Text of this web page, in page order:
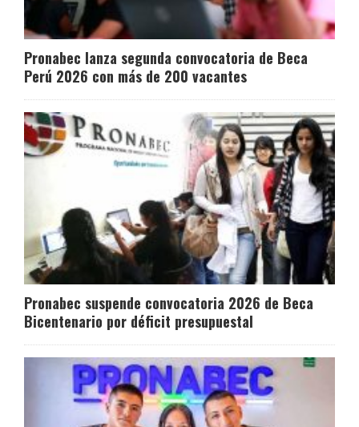
Pronabec lanza segunda convocatoria de Beca
Perú 2026 con más de 200 vacantes
Pronabec suspende convocatoria 2026 de Beca
Bicentenario por déficit presupuestal